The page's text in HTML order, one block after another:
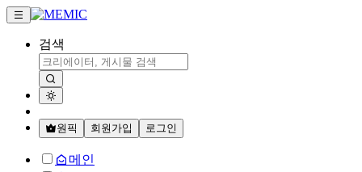
검색
원픽 회원가입 로그인
메인